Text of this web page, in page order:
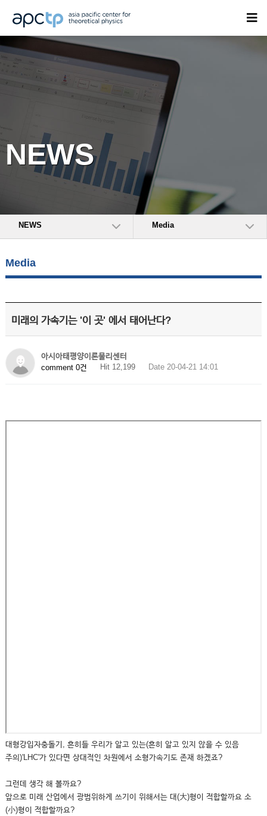
NEWS
NEWS Media
Media
미래의 가속기는 '이 곳' 에서 태어난다?
아시아태평양이론물리센터
comment 0건
Hit 12,199 Date 20-04-21 14:01
대형강입자충돌기, 흔히들 우리가 알고 있는(흔히 알고 있지 않을 수 있음
주의)'LHC'가 있다면 상대적인 차원에서 소형가속기도 존재 하겠죠?
그런데 생각 해 볼까요?
앞으로 미래 산업에서 광범위하게 쓰기이 위해서는 대(大)형이 적합할까요 소
(小)형이 적합할까요?